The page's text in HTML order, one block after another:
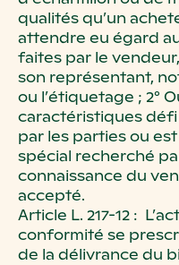
qualités qu’un
attendre eu égard
faites par le
son représentant,
ou l’étiquetage ; 2°
caractéristiques
par les parties ou
spécial recherché
connaissance du
accepté.
Article L. 217-12 :
conformité se
de la délivrance du